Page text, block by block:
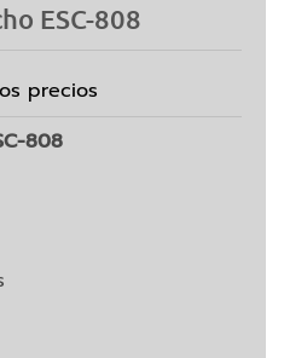
ESC-808
precios
808